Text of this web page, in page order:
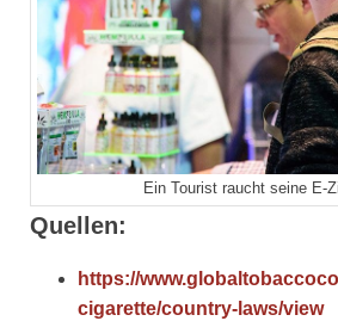
Ein Tourist raucht seine E-
Quellen:
https://
cigarette/country-laws/view